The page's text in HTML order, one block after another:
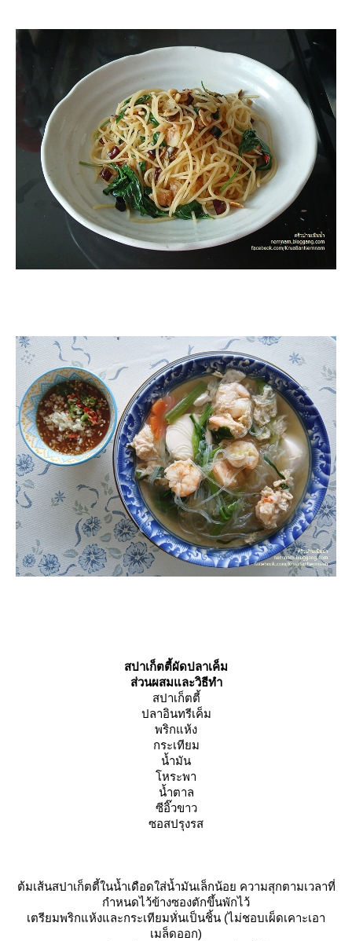
สปาเก็ตตี้ผัดปลาเค็ม
ส่วนผสมและวิธีทำ
สปาเก็ตตี้
ปลาอินทรีเค็ม
พริกแห้ง
กระเทียม
น้ำมัน
หระพา
น้ำตาล
ซีอิ๊วขาว
ซอสปรุงรส
ต้มเส้นสปาเก็ตตี้ในน้ำเดือดใส่น้ำมันเล็กน้อย ความสุกตามเวลาที่
กำหนดไว้ข้างซองตักขึ้นพักไว้
เตรียมพริกแห้งและกระเทียมหั่นเป็นชิ้น (ไม่ชอบเผ็ดเคาะเอา
เมล็ดออก)